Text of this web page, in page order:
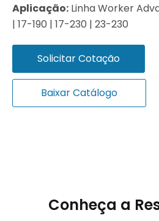
Aplicação: Linha Worker
| 17-190 | 17-230 | 23-230
Solicitar Cotação
Baixar Catálogo
Conheça a